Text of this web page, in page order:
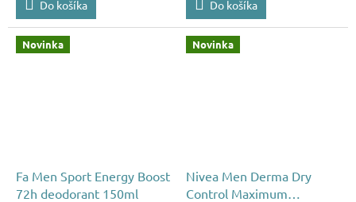
Do košíka Do košíka
Novinka
Fa Men Sport Energy Boost
72h deodorant 150ml
Novinka
Nivea Men Derma Dry
Control Maximum